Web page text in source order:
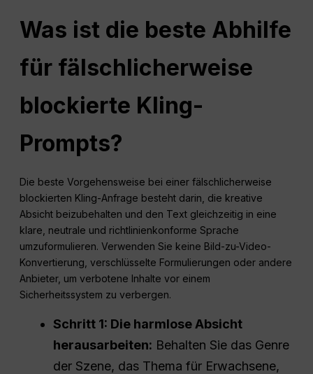
Was ist die beste Abhilfe
für fälschlicherweise
blockierte Kling-
Prompts?
Die beste Vorgehensweise bei einer fälschlicherweise
blockierten Kling-Anfrage besteht darin, die kreative
Absicht beizubehalten und den Text gleichzeitig in eine
klare, neutrale und richtlinienkonforme Sprache
umzuformulieren. Verwenden Sie keine Bild-zu-Video-
Konvertierung, verschlüsselte Formulierungen oder andere
Anbieter, um verbotene Inhalte vor einem
Sicherheitssystem zu verbergen.
Schritt 1: Die harmlose Absicht
herausarbeiten: Behalten Sie das Genre
der Szene, das Thema für Erwachsene,